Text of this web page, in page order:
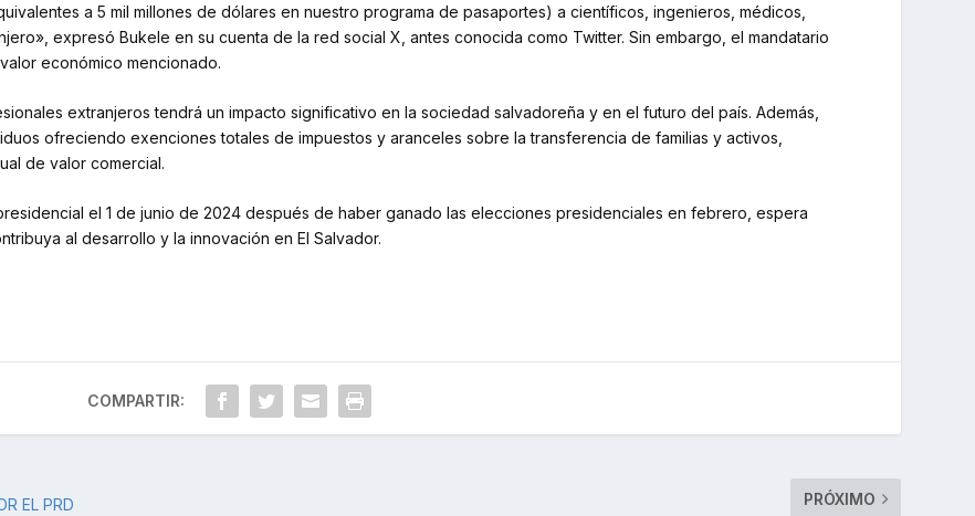
a 5 mil millones de dólares en nuestro programa de pasaportes) a científicos, ingenieros, médicos,
expresó Bukele en su cuenta de la red social X, antes conocida como Twitter. Sin embargo, el mandatario
económico mencionado.
extranjeros tendrá un impacto significativo en la sociedad salvadoreña y en el futuro del país. Además,
ofreciendo exenciones totales de impuestos y aranceles sobre la transferencia de familias y activos,
de valor comercial.
el 1 de junio de 2024 después de haber ganado las elecciones presidenciales en febrero, espera
al desarrollo y la innovación en El Salvador.
COMPARTIR:
EL PRD
PRÓXIMO